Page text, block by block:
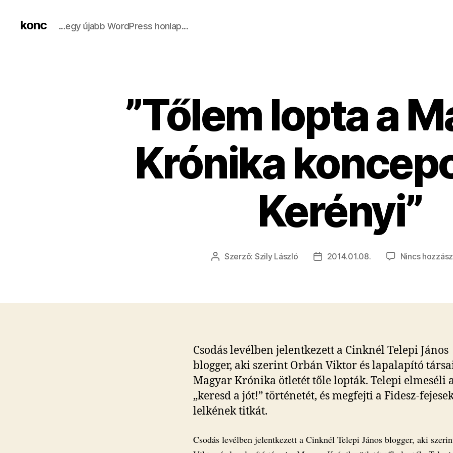
konc ...egy újabb WordPress honlap...
​”Tőlem lopta a
Krónika
Kerényi”
Bejegyzés
Szerző: Szily László
Bejegyzés
2014.01.08. Nincs
Csodás levélben jelentkezett a Cinknél Telepi János
blogger, aki szerint Orbán Viktor és lapalapító
Magyar Krónika ötletét tőle lopták. Telepi elmeséli
„keresd a jót!” történetét, és megfejti a Fidesz-
lelkének titkát.
Csodás levélben jelentkezett a Cinknél Telepi János blogger, aki